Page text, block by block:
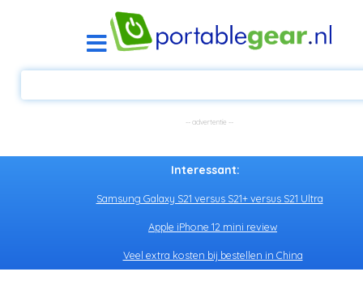
Interessant:
Samsung Galaxy S21 versus S21+ versus S21 Ultra
Apple iPhone 12 mini review
Veel extra kosten bij bestellen in China